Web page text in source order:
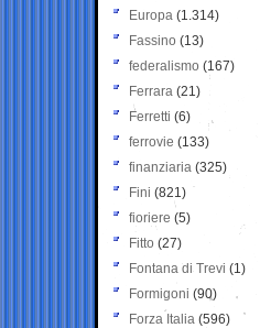
Europa (1.314)
Fassino (13)
federalismo (167)
Ferrara (21)
Ferretti (6)
ferrovie (133)
finanziaria (325)
Fini (821)
fioriere (5)
Fitto (27)
Fontana di Trevi (1)
Formigoni (90)
Forza Italia (596)